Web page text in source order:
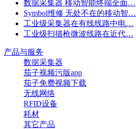
数据采集器 移动智能终端全面…
Symbol维修 无处不在的移动智…
工业级采集器在有线线路中电…
工业级扫描枪微波线路在近代…
产品与服务
数据采集器
茄子视频污版app
茄子免费视频下载
无线网络
RFID设备
耗材
其它产品